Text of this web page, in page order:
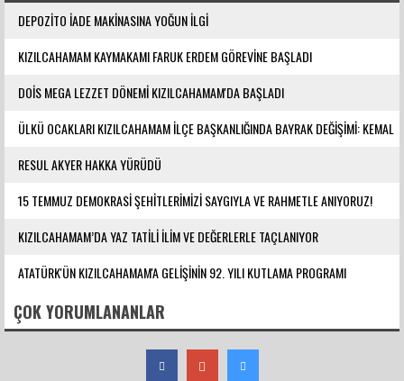
DEPOZİTO İADE MAKİNASINA YOĞUN İLGİ
KIZILCAHAMAM KAYMAKAMI FARUK ERDEM GÖREVİNE BAŞLADI
DOİS MEGA LEZZET DÖNEMİ KIZILCAHAMAM'DA BAŞLADI
ÜLKÜ OCAKLARI KIZILCAHAMAM İLÇE BAŞKANLIĞINDA BAYRAK DEĞİŞİMİ: KEMAL
YILMAZ GÖREVE ATANDI
RESUL AKYER HAKKA YÜRÜDÜ
15 TEMMUZ DEMOKRASİ ŞEHİTLERİMİZİ SAYGIYLA VE RAHMETLE ANIYORUZ!
KIZILCAHAMAM’DA YAZ TATİLİ İLİM VE DEĞERLERLE TAÇLANIYOR
ATATÜRK'ÜN KIZILCAHAMAM'A GELİŞİNİN 92. YILI KUTLAMA PROGRAMI
DÜZENLENDİ
ÇOK YORUMLANANLAR